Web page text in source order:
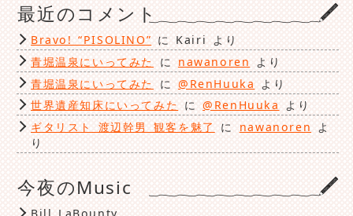
最近のコメント
Bravo! “PISOLINO” に Kairi より
青堀温泉にいってみた
に nawanoren
より
青堀温泉にいってみた
に @RenHuuka
より
世界遺産知床にいってみた に@RenHuuka より
ギタリスト 渡辺幹男 観客を魅了
に nawanoren よ
り
今夜のMusic